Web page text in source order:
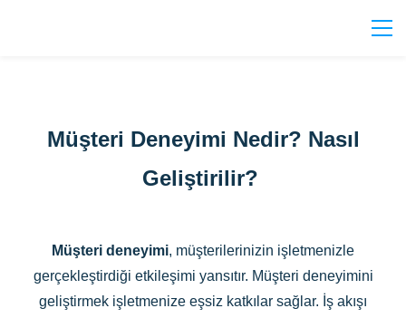
Müşteri Deneyimi Nedir? Nasıl
Geliştirilir?
Müşteri deneyimi, müşterilerinizin işletmenizle
gerçekleştirdiği etkileşimi yansıtır. Müşteri deneyimini
geliştirmek işletmenize eşsiz katkılar sağlar. İş akışı